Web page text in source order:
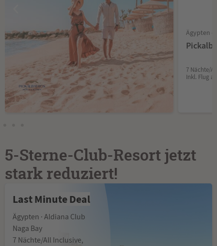
Ägypten •
7 Nächte/
Inkl. Flug
5-Sterne-Club-Resort jetzt
stark reduziert!
Last Minute Deal
Ägypten · Aldiana Club
Naga Bay
7 Nächte/All Inclusive,